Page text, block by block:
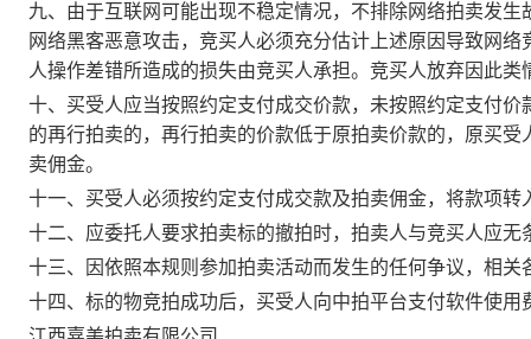
九、由于互联网可能出现不稳定情况，不排除网络拍卖发
网络黑客恶意攻击，竞买人必须充分估计上述原因导致网
人操作差错所造成的损失由竞买人承担。竞买人放弃因此
十、买受人应当按照约定支付成交价款，未按照约定支付
的再行拍卖的，再行拍卖的价款低于原拍卖价款的，原买
卖佣金。
十一、买受人必须按约定支付成交款及拍卖佣金，将款项
十二、应委托人要求拍卖标的撤拍时，拍卖人与竞买人应
十三、因依照本规则参加拍卖活动而发生的任何争议，相
十四、标的物竞拍成功后，买受人向中拍平台支付软件使用